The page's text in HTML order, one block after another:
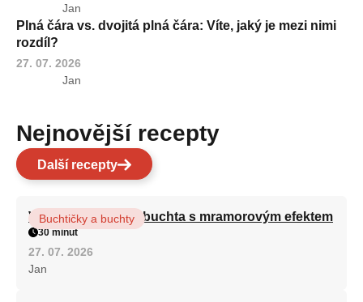
Jan
Plná čára vs. dvojitá plná čára: Víte, jaký je mezi nimi
rozdíl?
27. 07. 2026
Jan
Nejnovější recepty
Další recepty
Vláčná olejová litá buchta s mramorovým efektem
Buchtičky a buchty
30 minut
27. 07. 2026
Jan